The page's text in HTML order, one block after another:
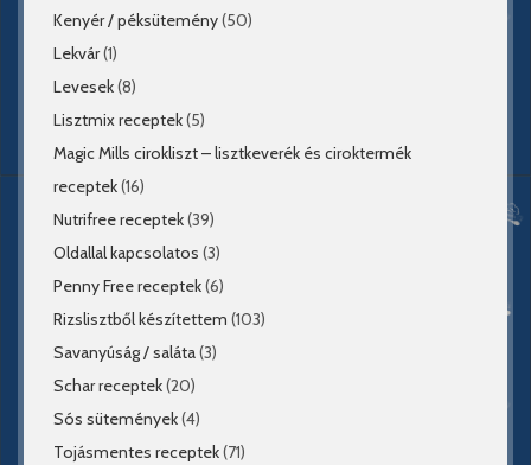
Kenyér / péksütemény(50)
Lekvár(1)
Levesek(8)
Lisztmix receptek(5)
Magic Mills cirokliszt – lisztkeverék és ciroktermék
receptek(16)
Nutrifree receptek(39)
Oldallal kapcsolatos (3)
Penny Free receptek(6)
Rizslisztből készítettem (103)
Savanyúság / saláta(3)
Schar receptek(20)
Sós sütemények(4)
Tojásmentes receptek(71)